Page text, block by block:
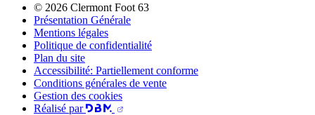
© 2026 Clermont Foot 63
Présentation Générale
Mentions légales
Politique de confidentialité
Plan du site
Accessibilité: Partiellement conforme
Conditions générales de vente
Gestion des cookies
Réalisé par